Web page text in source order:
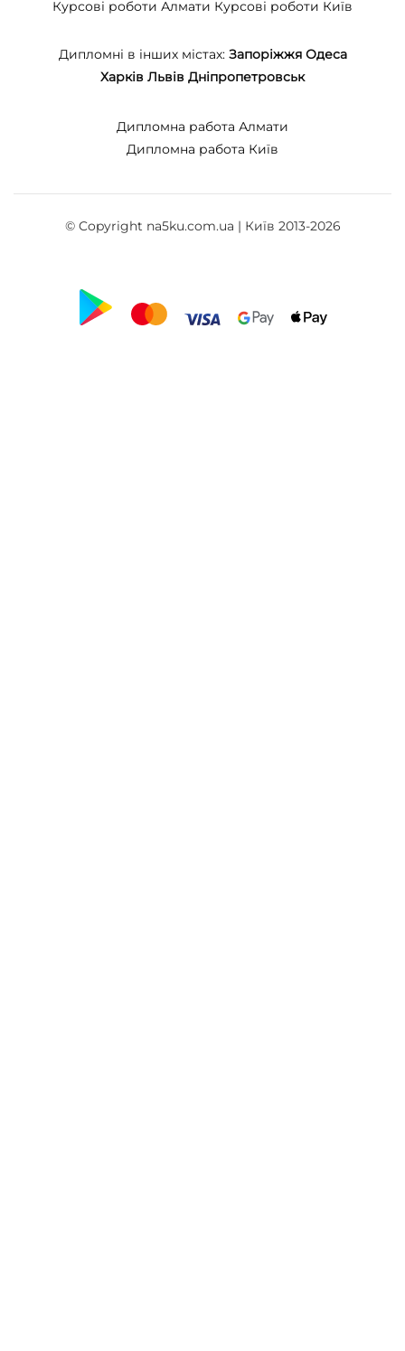
Курсові роботи Алмати Курсові роботи Київ
Дипломні в інших містах: Запоріжжя Одеса
Харків Львів Дніпропетровськ
Дипломна работа Алмати
Дипломна работа Київ
© Copyright na5ku.com.ua | Київ 2013-2026